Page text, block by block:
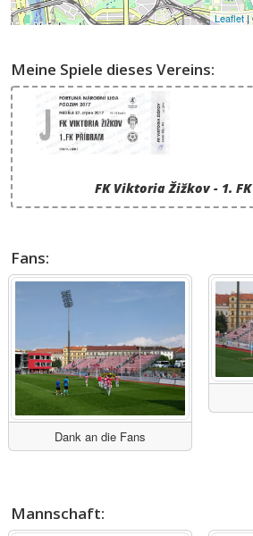
Leaflet|
Meine Spiele dieses Vereins:
FK Viktoria Žižkov - 1.
Fans:
Dank an die Fans
Mannschaft: